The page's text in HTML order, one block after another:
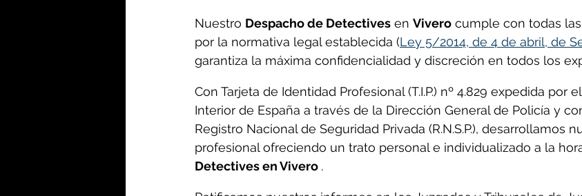
Nuestro Despacho de Detectives en Vivero cumple con todas
por la normativa legal establecida (Ley 5/2014, de 4 de abril, de
garantiza la máxima confidencialidad y discreción en todos los
Con Tarjeta de Identidad Profesional (T.I.P.) nº 4.829 expedida por
Interior de España a través de la Dirección General de Policía y
Registro Nacional de Seguridad Privada (R.N.S.P.), desarrollamos
profesional ofreciendo un trato personal e individualizado a la
Detectives en Vivero .